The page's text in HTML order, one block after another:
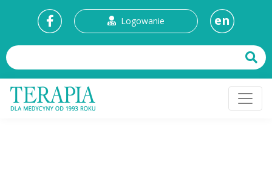
Logowanie en